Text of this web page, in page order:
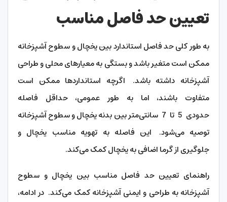
تعیین حد فاصل مناسب
به طور کلی حد فاصل استاندارد بین یخچال و سطوح آشپزخانه
ممکن است متغیر باشد و بستگی به معیارهای محلی و طراحی
آشپزخانه داشته باشد. اگرچه استانداردها ممکن است
متفاوت باشند، اما به طور عمومی، حداقل فاصله
حدودی 5 تا 7 سانتی‌متر بین بدنه یخچال و سطوح آشپزخانه
توصیه می‌شود. این فاصله به تهویه مناسب یخچال و
جلوگیری از گرما اضافی به یخچال کمک می‌کند.
راهنمای تعیین حد فاصل مناسب بین یخچال و سطوح
آشپزخانه به طراحی و ایمنی آشپزخانه کمک می‌کند. در ادامه،